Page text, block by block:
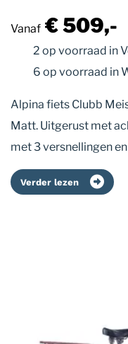
Vanaf € 509,-
2 op voorraad in
6 op voorraad in
Alpina fiets Clubb
Matt. Uitgerust met
met 3 versnellingen
Verder lezen